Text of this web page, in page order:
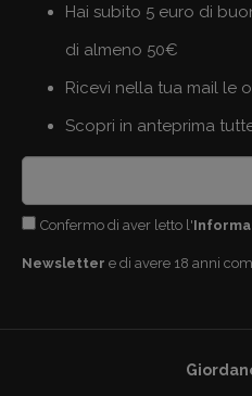
Hai subito 5 euro di
di almeno 50€
Ricevi nella tua mail le
Scopri in anteprima
Confermo di aver letto l'
Newsletter e di avere 18 anni